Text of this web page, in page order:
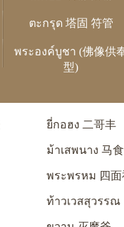
ตะกรุด 塔固 符管
พระองค์บูชา (佛像供
型)
ยี่กอฮง 二哥丰
ม้าเสพนาง 马
พระพรหม 四面
ท้าวเวสสุวรรณ